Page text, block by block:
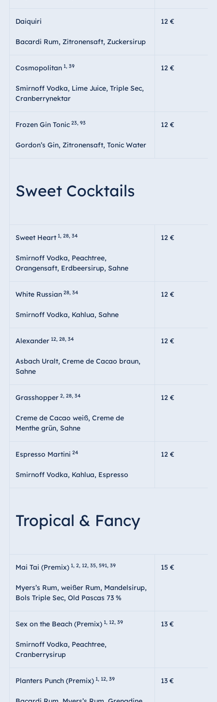
Daiquiri
Bacardi Rum, Zitronensaft, Zuckersirup
12 €
Cosmopolitan 1, 39
Smirnoff Vodka, Lime Juice, Triple Sec,
Cranberrynektar
12 €
Frozen Gin Tonic23, 93
Gordon’s Gin, Zitronensaft, Tonic Water
12 €
Sweet Cocktails
Sweet Heart1, 28, 34
Smirnoff Vodka, Peachtree,
Orangensaft, Erdbeersirup, Sahne
12 €
White Russian 28, 34
Smirnoff Vodka, Kahlua, Sahne
12 €
Alexander12, 28, 34
Asbach Uralt, Creme de Cacao braun,
Sahne
12 €
Grasshopper2, 28, 34
Creme de Cacao weiß, Creme de
Menthe grün, Sahne
12 €
Espresso Martini 24
Smirnoff Vodka, Kahlua, Espresso
12 €
Tropical & Fancy
Mai Tai (Premix) 1, 2, 12, 35, 591, 39
Myers’s Rum, weißer Rum, Mandelsirup,
Bols Triple Sec, Old Pascas 73 %
15 €
Sex on the Beach (Premix) 1, 12, 39
Smirnoff Vodka, Peachtree,
Cranberrysirup
13 €
Planters Punch (Premix) 1, 12, 39 13 €